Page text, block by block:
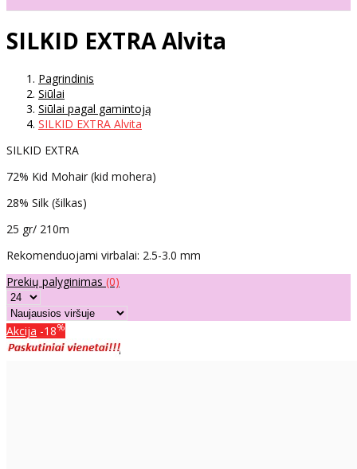
SILKID EXTRA Alvita
Pagrindinis
Siūlai
Siūlai pagal gamintoją
SILKID EXTRA Alvita
SILKID EXTRA
72% Kid Mohair (kid mohera)
28% Silk (šilkas)
25 gr/ 210m
Rekomenduojami virbalai: 2.5-3.0 mm
Prekių palyginimas (0)
Akcija -18%